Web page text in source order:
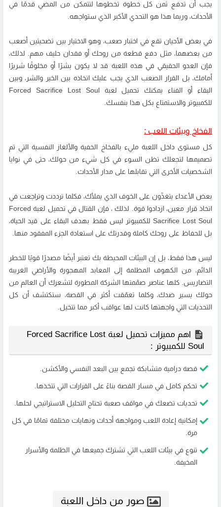
يجب أن تدفع ثمن كل خطوة تخطوها لتتمكن من المضي قدمًا في
الأحداث، وربما هذا هو التحدي الأكبر الذي ستواجهه.
في بعض الأحيان تقع في اختبار صعب، وهو الاختيار بين تضحيتين أصعب
من بعضهما، مثل دفع قطعة من روحك أو فقدان حليف مهم. لذلك،
فإن العدو الحقيقي في هذه اللعبة قد لا يكون بشرًا أو مخلوقًا شريرًا
أمامك، بل القرار الصعب الذي يجب عليك اتخاذه بين الخير والشر، وبين
البقاء أو الفناء يمكنك تحميل لعبة Forced Sacrifice Lost Soul
للكمبيوتر والاستمتاع بكل هذا بنفسك.
الفخاخ وبيئات اللعب :
كل مستوى داخل اللعبة مليء بالفخاخ الخفية والألغاز النفسية التي تم
تصميمها لتجعلك تظن السوء في كل شيء من حولك، حتى في نوايا
الشخصيات الأخرى التي تقابلها على مدار الأحداث.
بعض الأعداء يتغذّون على الخوف الذي يملأك، فكلما ترددت وتراجعت في
اتخاذ قرار معين، ازدادوا قوة. لذلك ، فإن القتال في تحميل لعبة Forced
Sacrifice Lost Soul للكمبيوتر ليس فقط بهدف البقاء على قيد الحياة،
بل للحفاظ على روحك كاملة وقدرتك على استعادة الجزء المفقود منها.
ليس هذا فقط، بل إن البيئات المحيطة بك تعتبر أيضًا مصدرًا قويًا للخطر
الدائم، من الكهوف المظلمة إلى المعابد المهجورة والأراضي الغريبة
التضاريس. كلها عناصر صمّمتها الشركة المطورة لتشعرك أن العالم من
حولك يسير ضدك، وكلما تعمّقت أكثر في القصة، ستكتشف أن كل
التحديات التي واجهتها كانت لها عواقب أكبر مما تتخيل.
اهم مميزات تحميل لعبة Forced Sacrifice Lost
Soul للكمبيوتر :
قصة درامية متشابكة تجمع بين البعد النفسي والأكشن.
تحكم كامل في مسار القصة بناءً على القرارات التي تتخذها.
تحديات تضعك في مواقف صعبة تحتاج التحليل الاستراتيجي لحلها.
إمكانية إعادة اللعب ومواجهة أحداث ونهايات مختلفة تمامًا في كل
مرة.
تنوع في بيئات اللعب التي تشترك جميعها في الظلمة والأسرار
المخيفة.
صور من داخل اللعبة